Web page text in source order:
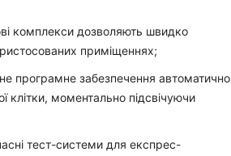
комплекси дозволяють швидко
приміщеннях;
програмне забезпечення автоматично
клітки, моментально підсвічуючи
тест-системи для експрес-